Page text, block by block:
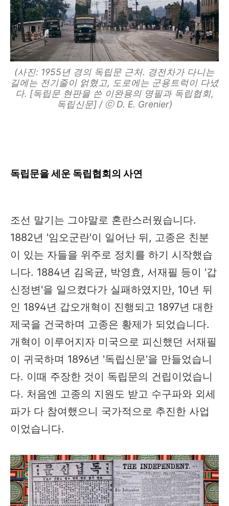
(사진: 1955년 경의 독립문 근처. 경전차가 다니는
길에는 전기줄이 얽혔고, 도로에는 군용트럭이 다녔
다. [독립문 현판을 쓴 이완용의 명필과 독립협회,
독립신문] / ⓒ D. E. Grenier)
독립문을 세운 독립협회의 사연
조선 말기는 그야말로 혼란스러웠습니다.
1882년 '임오군란'이 일어난 뒤, 고종은 친분
이 있는 자들을 위주로 정치를 하기 시작했습
니다. 1884년 김옥균, 박영효, 서재필 등이 '갑
신정변'을 일으켰다가 실패하였지만, 10년 뒤
인 1894년 갑오개혁이 진행되고 1897년 대한
제국을 건국하며 고종은 황제가 되었습니다.
개혁이 이루어지자 미국으로 피신했던 서재필
이 귀국하며 1896년 '독립신문'을 만들었습니
다. 이때 주장한 것이 독립문의 건립이었습니
다. 처음엔 고종의 지원도 받고 수구파와 외세
파가 다 참여했으니 국가적으로 추진한 사업
이었습니다.